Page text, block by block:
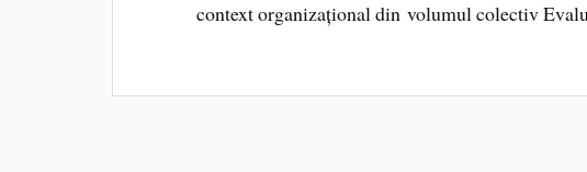
context organizațional din volumul colectiv